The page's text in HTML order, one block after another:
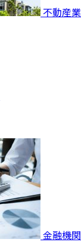
不動産業
金融機関